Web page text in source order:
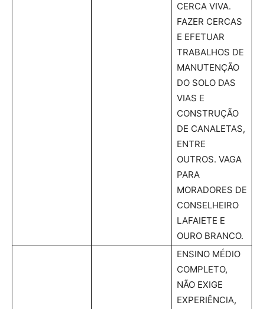
CERCA VIVA.
FAZER CERCAS
E EFETUAR
TRABALHOS DE
MANUTENÇÃO
DO SOLO DAS
VIAS E
CONSTRUÇÃO
DE CANALETAS,
ENTRE
OUTROS. VAGA
PARA
MORADORES DE
CONSELHEIRO
LAFAIETE E
OURO BRANCO.
ENSINO MÉDIO
COMPLETO,
NÃO EXIGE
EXPERIÊNCIA,